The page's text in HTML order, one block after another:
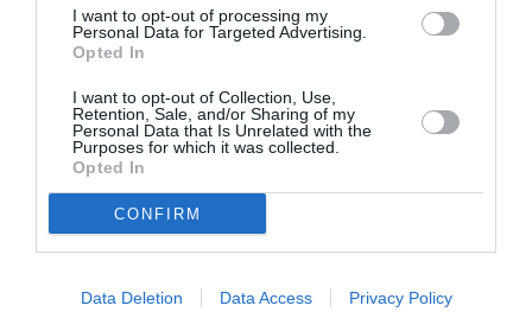
I want to opt-out of processing my
Personal Data for Targeted Advertising.
Opted In
I want to opt-out of Collection, Use,
Retention, Sale, and/or Sharing of my
Personal Data that Is Unrelated with the
Purposes for which it was collected.
Opted In
CONFIRM
Data Deletion Data Access Privacy Policy
Eισιτήρια:
VIP ΖΩΝΗ: 35 ΕΥΡΩ | Α ΖΩΝΗ: 30 ΕΥΡΩ | Β ΖΩΝΗ:25
ΖΩΝΗ: 10 ΕΥΡΩ | ΘΕΣΕΙΣ ΑΜΕΑ (ΜΟΝΟ ΜΕ
ΤΗΛΕΦΩΝΙΚΗ ΚΡΑΤΗΣΗ): 10 ΕΥΡΩ | ΙΣΧΥΟΥΝ ΕΙΔΙΚΕΣ
ΤΙΜΕΣ ΓΙΑ ΟΜΑΔΙΚΑ ΕΙΣΙΤΗΡΙΑ
Πληροφορίες / Κρατήσεις:
Ακολουθήστε το Culturenow.gr στοGoogle News